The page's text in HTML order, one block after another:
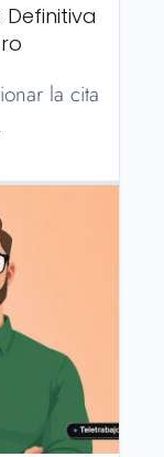
Definitiva
la cita